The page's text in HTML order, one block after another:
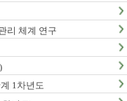
리 체계 연구
1차년도